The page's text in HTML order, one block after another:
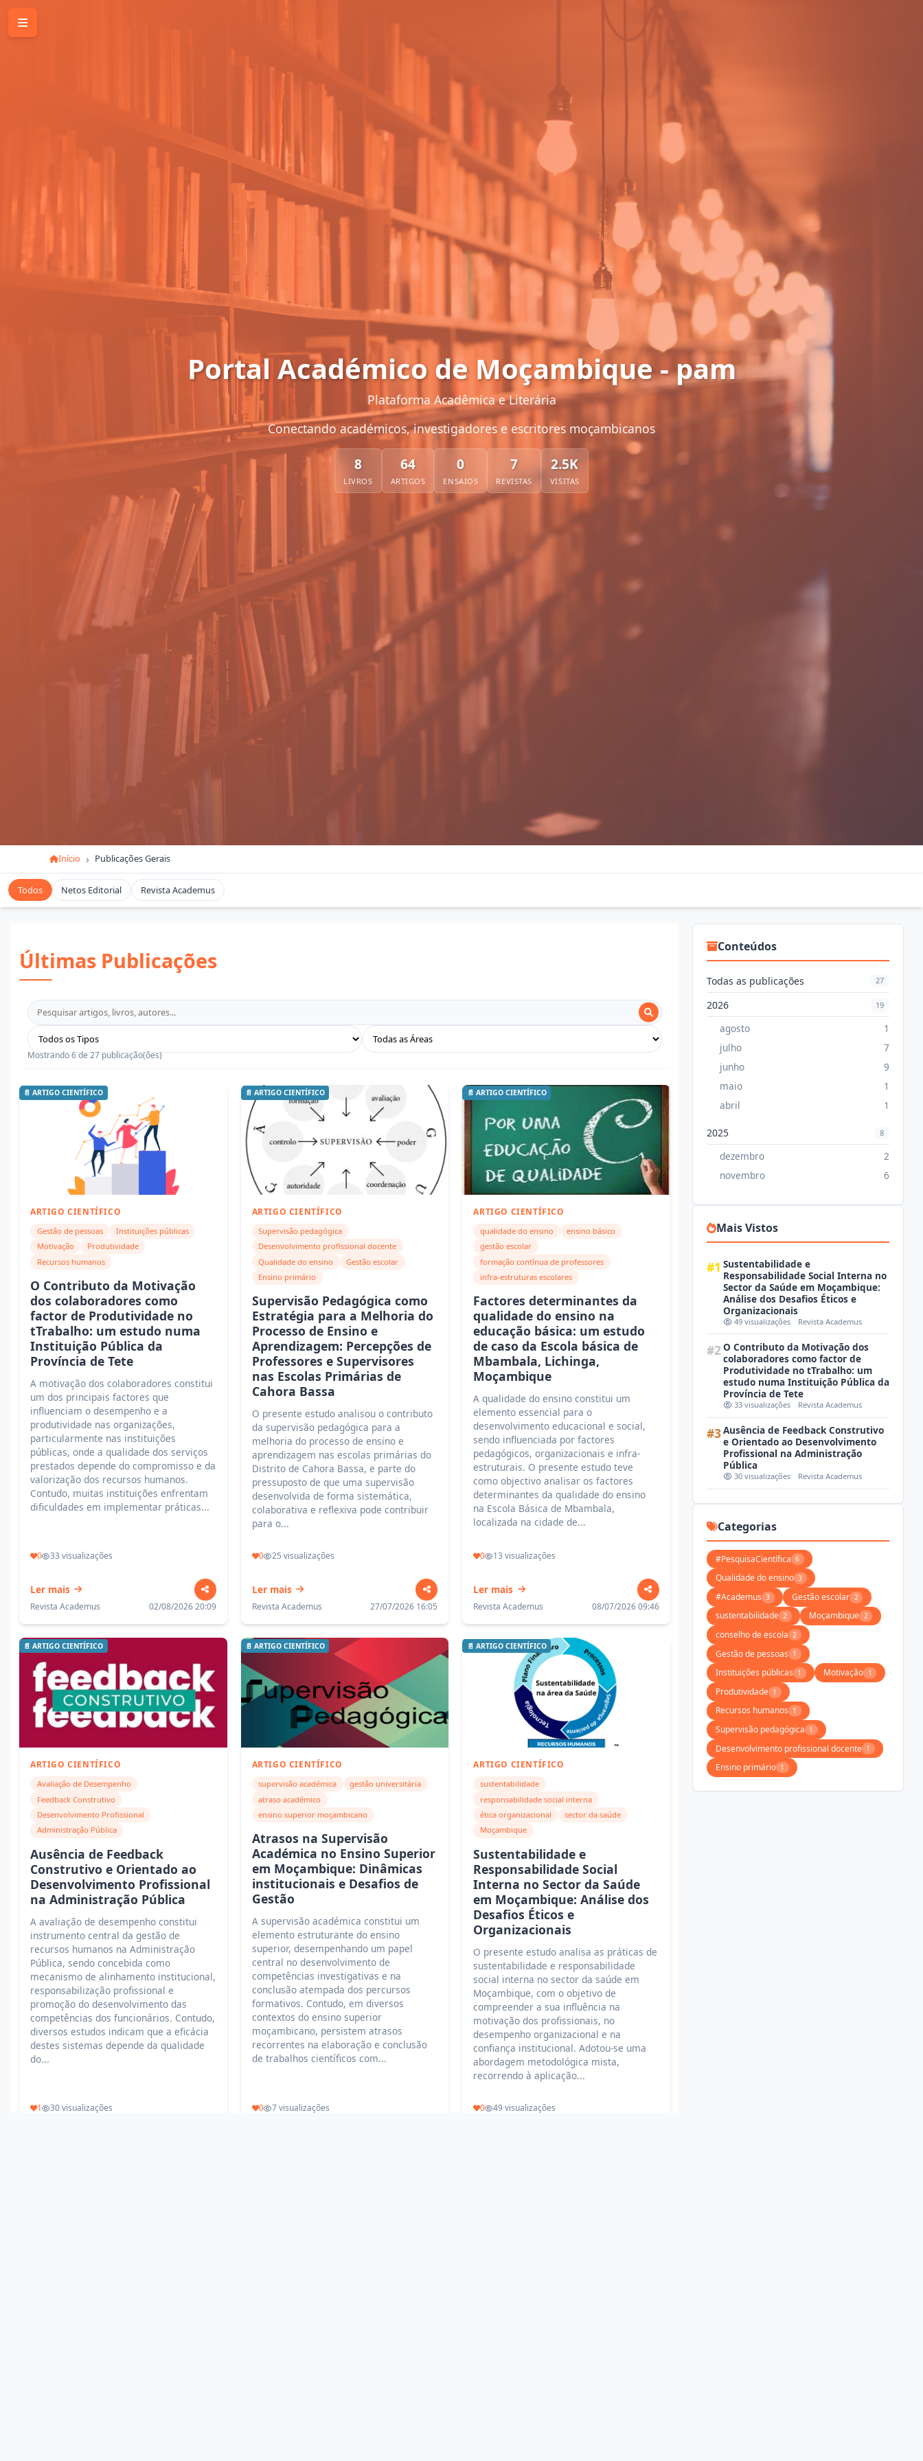
Portal Académico de Moçambique - pam
Plataforma Acadêmica e Literária
Conectando académicos, investigadores e escritores moçambicanos
8
LIVROS
64
ARTIGOS
0
ENSAIOS
7
REVISTAS
2.5K
VISITAS
Início Publicações Gerais
Todos Netos Editorial Revista Academus
Últimas Publicações
Mostrando 6 de 27 publicação(ões)
📄 ARTIGO CIENTÍFICO
ARTIGO CIENTÍFICO
Gestão de pessoas
Instituições públicas
Motivação
Produtividade
Recursos humanos
O Contributo da Motivação
dos colaboradores como
factor de Produtividade no
tTrabalho: um estudo numa
Instituição Pública da
Província de Tete
A motivação dos colaboradores constitui
um dos principais factores que
influenciam o desempenho e a
produtividade nas organizações,
particularmente nas instituições
públicas, onde a qualidade dos serviços
prestados depende do compromisso e da
valorização dos recursos humanos.
Contudo, muitas instituições enfrentam
dificuldades em implementar práticas...
0 33 visualizações
Ler mais
Revista Academus 02/08/2026 20:09
📄 ARTIGO CIENTÍFICO
ARTIGO CIENTÍFICO
Supervisão pedagógica
Desenvolvimento profissional docente
Qualidade do ensino
Gestão escolar
Ensino primário
Supervisão Pedagógica como
Estratégia para a Melhoria do
Processo de Ensino e
Aprendizagem: Percepções de
Professores e Supervisores
nas Escolas Primárias de
Cahora Bassa
O presente estudo analisou o contributo
da supervisão pedagógica para a
melhoria do processo de ensino e
aprendizagem nas escolas primárias do
Distrito de Cahora Bassa, e parte do
pressuposto de que uma supervisão
desenvolvida de forma sistemática,
colaborativa e reflexiva pode contribuir
para o...
0 25 visualizações
Ler mais
Revista Academus 27/07/2026 16:05
📄 ARTIGO CIENTÍFICO
ARTIGO CIENTÍFICO
qualidade do ensino
ensino básico
gestão escolar
formação contínua de professores
infra-estruturas escolares
Factores determinantes da
qualidade do ensino na
educação básica: um estudo
de caso da Escola básica de
Mbambala, Lichinga,
Moçambique
A qualidade do ensino constitui um
elemento essencial para o
desenvolvimento educacional e social,
sendo influenciada por factores
pedagógicos, organizacionais e infra-
estruturais. O presente estudo teve
como objectivo analisar os factores
determinantes da qualidade do ensino
na Escola Básica de Mbambala,
localizada na cidade de...
0 13 visualizações
Ler mais
Revista Academus 08/07/2026 09:46
📄 ARTIGO CIENTÍFICO
ARTIGO CIENTÍFICO
Avaliação de Desempenho
Feedback Construtivo
Desenvolvimento Profissional
Administração Pública
Ausência de Feedback
Construtivo e Orientado ao
Desenvolvimento Profissional
na Administração Pública
A avaliação de desempenho constitui
instrumento central da gestão de
recursos humanos na Administração
Pública, sendo concebida como
mecanismo de alinhamento institucional,
responsabilização profissional e
promoção do desenvolvimento das
competências dos funcionários. Contudo,
diversos estudos indicam que a eficácia
destes sistemas depende da qualidade
do...
1 30 visualizações
📄 ARTIGO CIENTÍFICO
ARTIGO CIENTÍFICO
supervisão académica
gestão universitária
atraso académico
ensino superior moçambicano
Atrasos na Supervisão
Académica no Ensino Superior
em Moçambique: Dinâmicas
institucionais e Desafios de
Gestão
A supervisão académica constitui um
elemento estruturante do ensino
superior, desempenhando um papel
central no desenvolvimento de
competências investigativas e na
conclusão atempada dos percursos
formativos. Contudo, em diversos
contextos do ensino superior
moçambicano, persistem atrasos
recorrentes na elaboração e conclusão
de trabalhos científicos com...
0 7 visualizações
📄 ARTIGO CIENTÍFICO
ARTIGO CIENTÍFICO
sustentabilidade
responsabilidade social interna
ética organizacional
sector da saúde
Moçambique
Sustentabilidade e
Responsabilidade Social
Interna no Sector da Saúde
em Moçambique: Análise dos
Desafios Éticos e
Organizacionais
O presente estudo analisa as práticas de
sustentabilidade e responsabilidade
social interna no sector da saúde em
Moçambique, com o objetivo de
compreender a sua influência na
motivação dos profissionais, no
desempenho organizacional e na
confiança institucional. Adotou-se uma
abordagem metodológica mista,
recorrendo à aplicação...
0 49 visualizações
Conteúdos
Todas as publicações 27
2026 19
agosto
1
julho
7
junho
9
maio
1
abril
1
2025 8
dezembro
2
novembro
6
Mais Vistos
#1 Sustentabilidade e
Responsabilidade Social Interna no
Sector da Saúde em Moçambique:
Análise dos Desafios Éticos e
Organizacionais
49 visualizações Revista Academus
#2O Contributo da Motivação dos
colaboradores como factor de
Produtividade no tTrabalho: um
estudo numa Instituição Pública da
Província de Tete
33 visualizações Revista Academus
#3Ausência de Feedback Construtivo
e Orientado ao Desenvolvimento
Profissional na Administração
Pública
30 visualizações Revista Academus
Categorias
#PesquisaCientífica 6
Qualidade do ensino 3
#Academus 3 Gestão escolar 2
sustentabilidade 2 Moçambique 2
conselho de escola 2
Gestão de pessoas 1
Instituições públicas 1 Motivação 1
Produtividade 1
Recursos humanos 1
Supervisão pedagógica 1
Desenvolvimento profissional docente 1
Ensino primário 1